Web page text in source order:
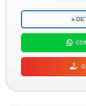
+